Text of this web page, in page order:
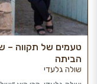
טעמים של תקווה –
הביתה
שולה גלעדי